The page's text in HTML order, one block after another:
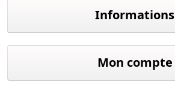
Informations
Mon compte